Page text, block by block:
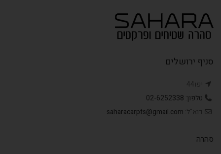
סניף ירושלים
יפו44
טלפון: 02-6252338
דוא"ל: saharacarpts@gmail.com
סהרה